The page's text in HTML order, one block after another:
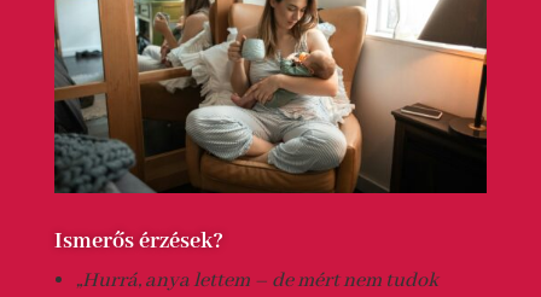
Ismerős érzések?
„Hurrá, anya lettem – de mért nem tudok